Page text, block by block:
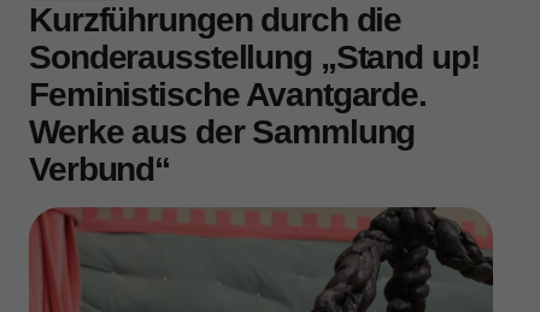
Kurzführungen durch die
Sonderausstellung „Stand up!
Feministische Avantgarde.
Werke aus der Sammlung
Verbund“